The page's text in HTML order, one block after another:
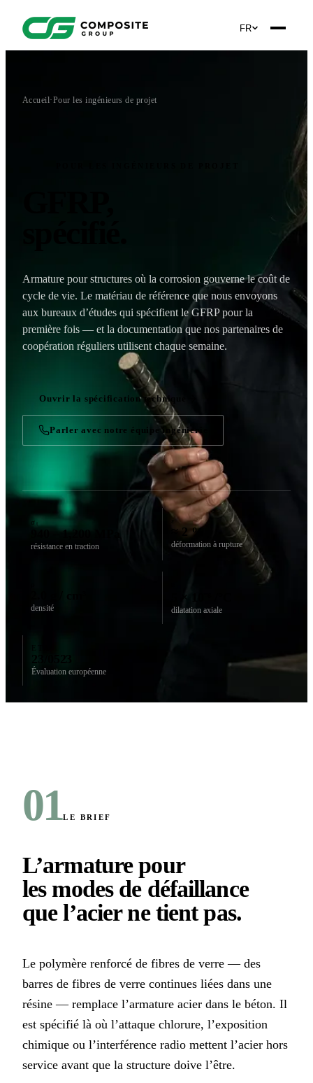
FR
Accueil·Pour les ingénieurs de projet
Armature pour structures où la corrosion gouverne le coût de
cycle de vie. Le matériau de référence que nous envoyons
aux bureaux d’études qui spécifient le GFRP pour la
première fois — et la documentation que nos partenaires de
coopération réguliers utilisent chaque semaine.
Ouvrir la spécification technique
Parler avec notre équipe ingénierie
σₜ
940 – 1,200 MPa
résistance en traction
ε
≈ 2 %
déformation à rupture
densité dilatation axiale
23/0523
Évaluation européenne
01LE BRIEF
L’armature pour
les modes de défaillance
que l’acier ne tient pas.
Le polymère renforcé de fibres de verre — des
barres de fibres de verre continues liées dans une
résine — remplace l’armature acier dans le béton. Il
est spécifié là où l’attaque chlorure, l’exposition
chimique ou l’interférence radio mettent l’acier hors
service avant que la structure doive l’être.